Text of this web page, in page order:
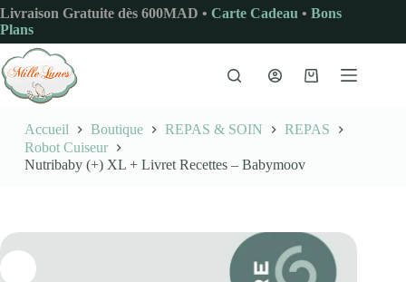
Passer
au
contenu
Livraison Gratuite dès 600MAD • Carte Cadeau • Bons
Plans
Panier
Accueil Boutique REPAS & SOIN
REPAS
Robot Cuiseur
Nutribaby (+) XL + Livret Recettes – Babymoov